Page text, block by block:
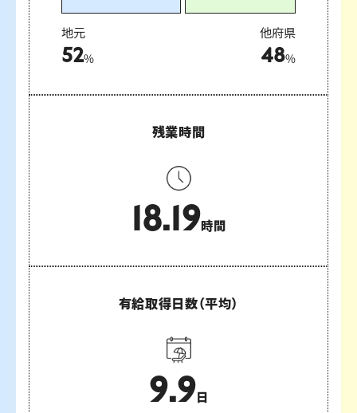
地元
52% 48%
他府県
残業時間
18.19時間
有給取得日数（平均）
9.9 日